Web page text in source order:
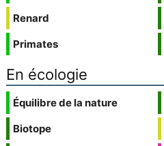
Renard
Primates
En écologie
Équilibre de la nature
Biotope